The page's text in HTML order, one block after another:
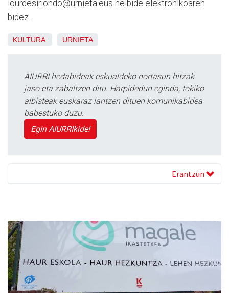
lourdesiriondo@urnieta.eus helbide elektronikoaren
bidez.
KULTURA URNIETA
AIURRI hedabideak eskualdeko nortasun hitzak
jaso eta zabaltzen ditu. Harpidedun eginda, tokiko
albisteak euskaraz lantzen dituen komunikabidea
babestuko duzu.
Egin AIURRIkide!
Erantzun